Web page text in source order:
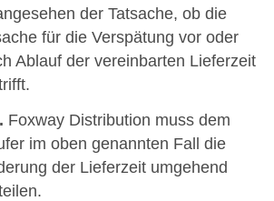
der Tatsache, ob die
für die Verspätung vor oder
Ablauf der vereinbarten Lieferzeit
Foxway Distribution muss dem
im oben genannten Fall die
der Lieferzeit umgehend